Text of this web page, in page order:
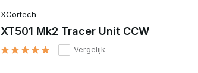
XCortech
XT501 Mk2 Tracer Unit CCW
Vergelijk